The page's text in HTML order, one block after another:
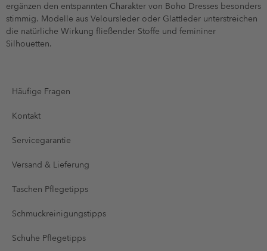
ergänzen den entspannten Charakter von Boho Dresses besonders
stimmig. Modelle aus Veloursleder oder Glattleder unterstreichen
die natürliche Wirkung fließender Stoffe und femininer
Silhouetten.
Häufige Fragen
Kontakt
Servicegarantie
Versand & Lieferung
Taschen Pflegetipps
Schmuckreinigungstipps
Schuhe Pflegetipps